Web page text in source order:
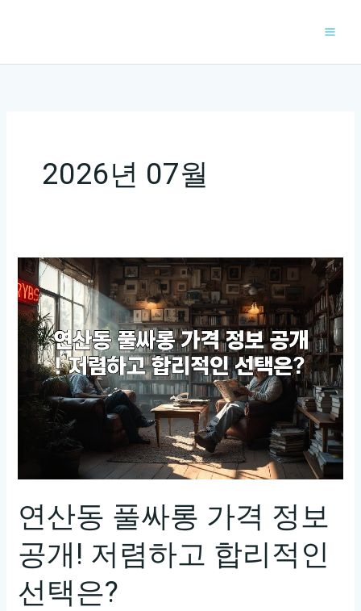
2026년 07월
연산동 풀싸롱 가격 정보
공개! 저렴하고 합리적인
선택은?